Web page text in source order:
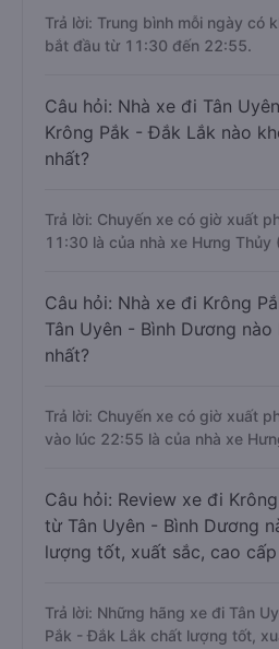
Trả lời: Trung bình mỗi ngày có
bắt đầu từ 11:30 đến 22:55.
Câu hỏi: Nhà xe đi Tân
Krông Pắk - Đắk Lắk nào
nhất?
Trả lời: Chuyến xe có giờ xuất
11:30 là của nhà xe Hưng Thủy
Câu hỏi: Nhà xe đi Krông
Tân Uyên - Bình Dương
nhất?
Trả lời: Chuyến xe có giờ xuất
vào lúc 22:55 là của nhà xe
Câu hỏi: Review xe đi
từ Tân Uyên - Bình Dương
lượng tốt, xuất sắc, cao cấp
Trả lời: Những hãng xe đi Tân
Pắk - Đắk Lắk chất lượng tốt,